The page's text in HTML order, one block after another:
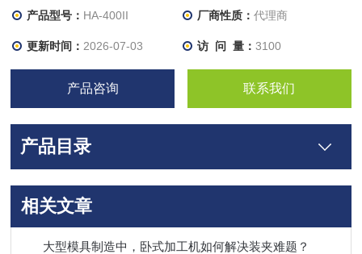
产品型号： HA-400II 厂商性质： 代理商
更新时间： 2026-07-03 访 问 量： 3100
产品咨询 联系我们
产品目录
相关文章
大型模具制造中，卧式加工机如何解决装夹难题？